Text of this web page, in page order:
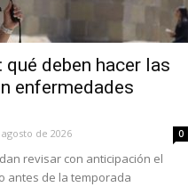
qué deben hacer las
enfermedades
de 2026 0
revisar con anticipación el
antes de la temporada